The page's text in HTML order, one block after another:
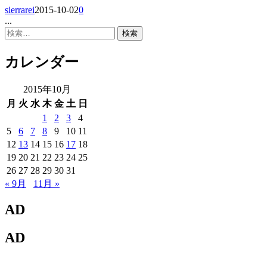
sierrarei2015-10-020
...
検
カレンダー
2015年10月
月 火 水 木 金 土 日
1
2 3
4
5
6 7 8 9 10 11
12 13 14 15 16 17 18
19 20 21 22 23 24 25
26 27 28 29 30 31
« 9月
11月 »
AD
AD